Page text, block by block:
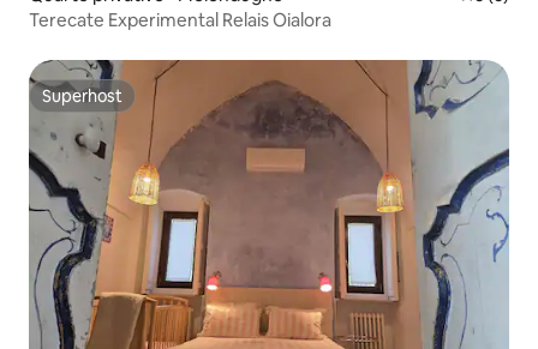
Terecate Experimental Relais Oialora
Superhost
Superhost